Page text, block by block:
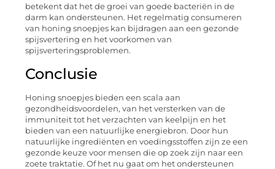
betekent dat het de groei van goede bacteriën in de
darm kan ondersteunen. Het regelmatig consumeren
van honing snoepjes kan bijdragen aan een gezonde
spijsvertering en het voorkomen van
spijsverteringsproblemen.
Conclusie
Honing snoepjes bieden een scala aan
gezondheidsvoordelen, van het versterken van de
immuniteit tot het verzachten van keelpijn en het
bieden van een natuurlijke energiebron. Door hun
natuurlijke ingrediënten en voedingsstoffen zijn ze een
gezonde keuze voor mensen die op zoek zijn naar een
zoete traktatie. Of het nu gaat om het ondersteunen